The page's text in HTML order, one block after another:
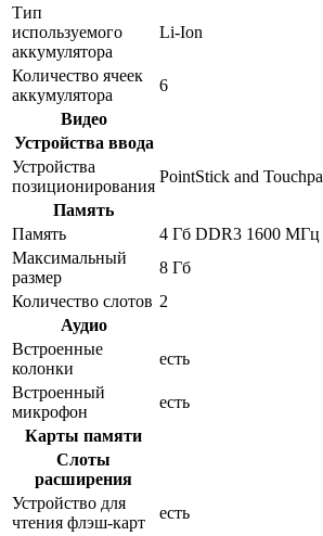
Тип
используемого
аккумулятора
Li-Ion
Количество ячеек
аккумулятора
6
Видео
Устройства ввода
Устройства
позиционирования
PointStick and
Память
Память
4 Гб DDR3 1600 МГц
Максимальный
размер
8 Гб
Количество слотов 2
Аудио
Встроенные
колонки
есть
Встроенный
микрофон
есть
Карты памяти
Слоты
расширения
Устройство для
чтения флэш-карт
есть